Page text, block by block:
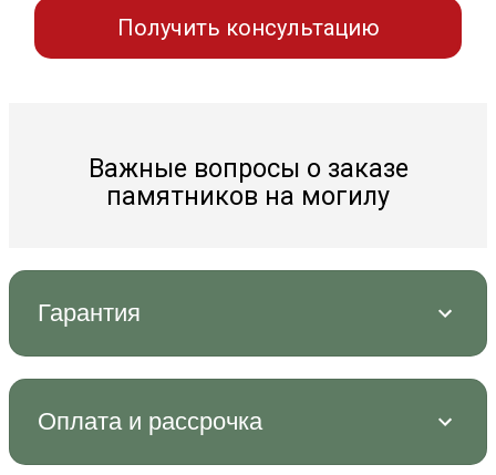
Получить консультацию
Важные вопросы о заказе
памятников на могилу
Гарантия
Оплата и рассрочка